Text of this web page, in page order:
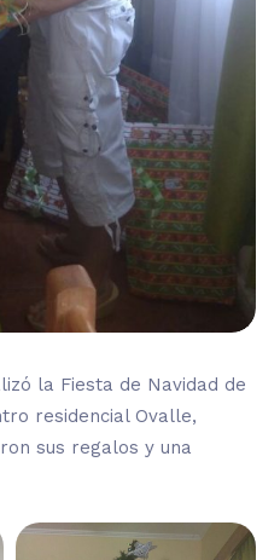
la Fiesta de Navidad de
residencial Ovalle,
sus regalos y una